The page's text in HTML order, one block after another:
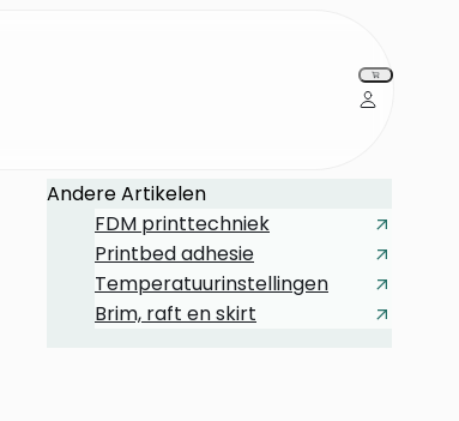
Andere Artikelen
FDM printtechniek
Printbed adhesie
Temperatuurinstellingen
Brim, raft en skirt